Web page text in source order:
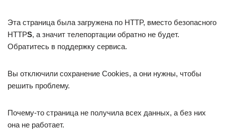
Эта страница была загружена по HTTP, вместо безопасного
HTTPS, а значит телепортации обратно не будет.
Обратитесь в поддержку сервиса.
Вы отключили сохранение Cookies, а они нужны, чтобы
решить проблему.
Почему-то страница не получила всех данных, а без них
она не работает.